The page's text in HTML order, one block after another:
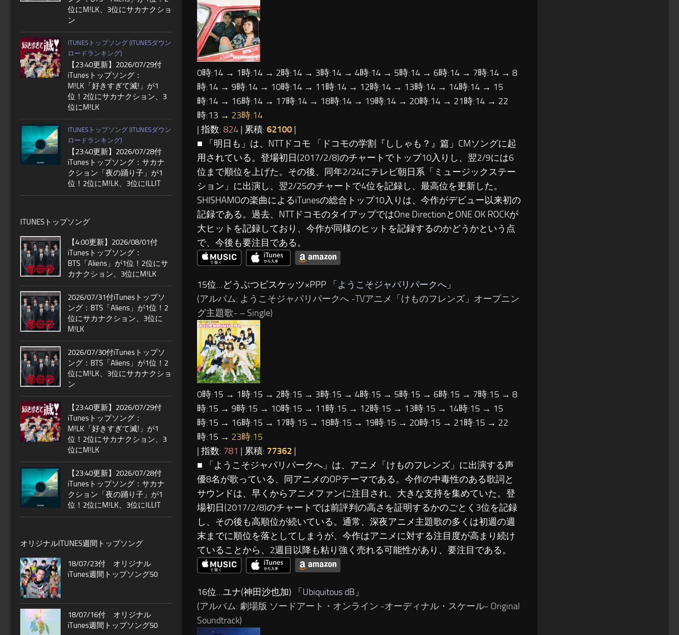
0時:14 → 1時:14 → 2時:14 → 3時:14 → 4時:14 → 5時:14 → 6時:14 → 7時:14 → 8
時:14 → 9時:14 → 10時:14 → 11時:14 → 12時:14 → 13時:14 → 14時:14 → 15
時:14 → 16時:14 → 17時:14 → 18時:14 → 19時:14 → 20時:14 → 21時:14 → 22
時:13 → 23時:14
| 指数: 824 | 累積: 62100 |
■ 「明日も」は、NTTドコモ 「ドコモの学割『ししゃも？』篇」CMソングに起
用されている。登場初日(2017/2/8)のチャートでトップ10入りし、翌2/9には6
位まで順位を上げた。その後、同年2/24にテレビ朝日系「ミュージックステー
ション」に出演し、翌2/25のチャートで4位を記録し、最高位を更新した。
SHISHAMOの楽曲によるiTunesの総合トップ10入りは、今作がデビュー以来初の
記録である。過去、NTTドコモのタイアップではOne DirectionとONE OK ROCKが
大ヒットを記録しており、今作が同様のヒットを記録するのかどうかという点
で、今後も要注目である。
15位…どうぶつビスケッツ×PPP 「 ようこそジャパリパークへ 」
(アルバム: ようこそジャパリパークへ -TVアニメ「けものフレンズ」オープニン
グ主題歌- – Single)
0時:15 → 1時:15 → 2時:15 → 3時:15 → 4時:15 → 5時:15 → 6時:15 → 7時:15 → 8
時:15 → 9時:15 → 10時:15 → 11時:15 → 12時:15 → 13時:15 → 14時:15 → 15
時:15 → 16時:15 → 17時:15 → 18時:15 → 19時:15 → 20時:15 → 21時:15 → 22
時:15 → 23時:15
| 指数: 781 | 累積: 77362 |
■ 「ようこそジャパリパークへ」は、アニメ「けものフレンズ」に出演する声
優8名が歌っている、同アニメのOPテーマである。今作の中毒性のある歌詞と
サウンドは、早くからアニメファンに注目され、大きな支持を集めていた。登
場初日(2017/2/8)のチャートでは前評判の高さを証明するかのごとく3位を記録
し、その後も高順位が続いている。通常、深夜アニメ主題歌の多くは初週の週
末までに順位を落としてしまうが、今作はアニメに対する注目度が高まり続け
ていることから、2週目以降も粘り強く売れる可能性があり、要注目である。
16位…ユナ(神田沙也加) 「 Ubiquitous dB 」
(アルバム: 劇場版 ソードアート・オンライン -オーディナル・スケール- Original
Soundtrack)
位にM!LK、3位にサカナクショ
ン
ITUNESトップソング (ITUNESダウン
ロードランキング)
【23:40更新】2026/07/29付
iTunesトップソング：
M!LK「好きすぎて滅!」が1
位！2位にサカナクション、3
位にM!LK
ITUNESトップソング (ITUNESダウン
ロードランキング)
【23:40更新】2026/07/28付
iTunesトップソング：サカナ
クション「夜の踊り子」が1
位！2位にM!LK、3位にILLIT
ITUNESトップソング
【4:00更新】2026/08/01付
iTunesトップソング：
BTS「Aliens」が1位！2位にサ
カナクション、3位にM!LK
2026/07/31付iTunesトップソ
ング：BTS「Aliens」が1位！2
位にサカナクション、3位に
M!LK
2026/07/30付iTunesトップソ
ング：BTS「Aliens」が1位！2
位にM!LK、3位にサカナクショ
ン
【23:40更新】2026/07/29付
iTunesトップソング：
M!LK「好きすぎて滅!」が1
位！2位にサカナクション、3
位にM!LK
【23:40更新】2026/07/28付
iTunesトップソング：サカナ
クション「夜の踊り子」が1
位！2位にM!LK、3位にILLIT
オリジナルITUNES週間トップソング
18/07/23付 オリジナル
iTunes週間トップソング50
18/07/16付 オリジナル
iTunes週間トップソング50